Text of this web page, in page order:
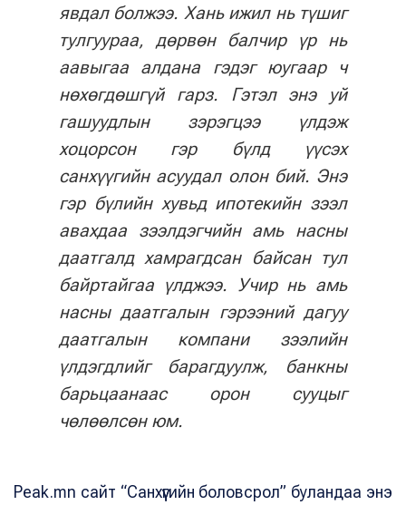
явдал болжээ. Хань ижил нь түшиг
тулгуураа, дөрвөн балчир үр нь
аавыгаа алдана гэдэг юугаар ч
нөхөгдөшгүй гарз. Гэтэл энэ уй
гашуудлын зэрэгцээ үлдэж
хоцорсон гэр бүлд үүсэх
санхүүгийн асуудал олон бий. Энэ
гэр бүлийн хувьд ипотекийн зээл
авахдаа зээлдэгчийн амь насны
даатгалд хамрагдсан байсан тул
байртайгаа үлджээ. Учир нь амь
насны даатгалын гэрээний дагуу
даатгалын компани зээлийн
үлдэгдлийг барагдуулж, банкны
барьцаанаас орон сууцыг
чөлөөлсөн юм.
Peak.mn сайт “Санхүүгийн боловсрол” буландаа энэ